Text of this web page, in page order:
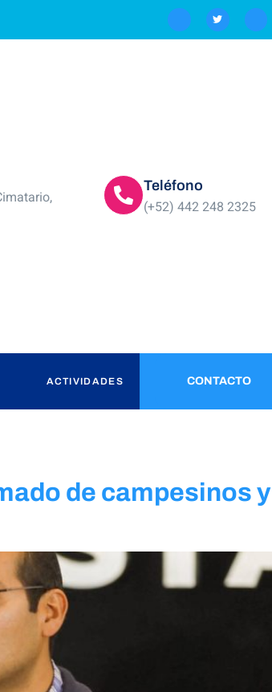
Teléfono
(+52) 442 248 2325
ACTIVIDADES CONTACTO
de campesinos y